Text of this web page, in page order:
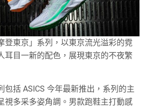
登東京」系列，以東京流光溢彩的霓
耳目一新的配色，展現東京的不夜繁
包括 ASICS 今年最新推出，系列的主
視多采多姿角調。男款跑鞋主打動感